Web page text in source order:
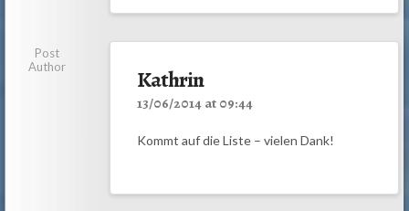
Post
Author
Kathrin
13/06/2014 at 09:44
Kommt auf die Liste – vielen Dank!